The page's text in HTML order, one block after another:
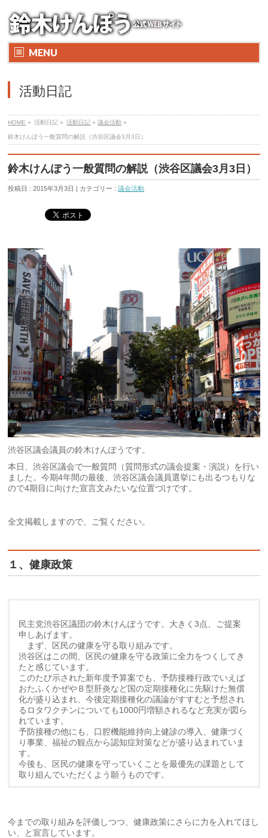
MENU
活動日記
HOME » 活動日記 » 活動日記 »議会活動 »
鈴木けんぽう一般質問の解説（渋谷区議会3月3日）
鈴木けんぽう一般質問の解説（渋谷区議会3月3日）
投稿日 : 2015年3月3日 | カテゴリー :議会活動
渋谷区議会議員の鈴木けんぽうです。
本日、渋谷区議会で一般質問（質問形式の議会提案・演説）を行い
ました。今期4年間の最後、渋谷区議会議員選挙にも出るつもりな
ので4期目に向けた宣言文みたいな位置づけです。
全文掲載しますので、ご覧ください。
１、健康政策
民主党渋谷区議団の鈴木けんぽうです。大きく3点、ご提案
申しあげます。
まず、区民の健康を守る取り組みです。
渋谷区はこの間、区民の健康を守る政策に全力をつくしてき
たと感じています。
このたび示された新年度予算案でも、予防接種行政でいえば
おたふくかぜやＢ型肝炎など国の定期接種化に先駆けた無償
化が盛り込まれ、今後定期接種化の議論がすすむと予想され
るロタワクチンについても1000円増額されるなど充実が図ら
れています。
予防接種の他にも、口腔機能維持向上健診の導入、健康づく
り事業、福祉の観点から認知症対策などが盛り込まれていま
す。
今後も、区民の健康を守っていくことを最優先の課題として
取り組んでいただくよう願うものです。
今までの取り組みを評価しつつ、健康政策にさらに力を入れてほし
い、と宣言しています。